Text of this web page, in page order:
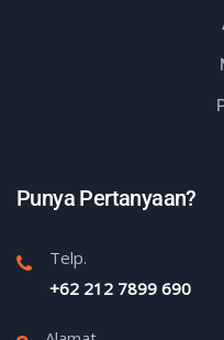
Punya Pertanyaan?
Telp.
+62 212 7899 690